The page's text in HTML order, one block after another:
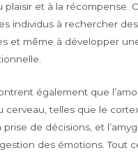
plaisir et à la récompense.
individus à rechercher des
et même à développer
également que
cerveau, telles que le
de décisions, et
des émotions. Tout